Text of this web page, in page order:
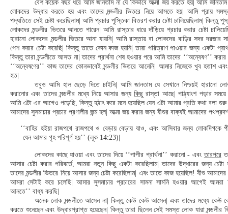
বেশ কয়েক বছর ধরে আমি জানতাম না যে কিভাবে আত্মা জয় করতে হয়| আমি জানতাম
লোকদের উদ্ধার করতে হয় এবং তাদের মন্ডলীর ভিতরে নিয়ে আসতে হয়| আমি প্রায়
পদ্ধতিতে সেই চেষ্টা করেছিলাম| আমি প্রচার পুস্তিকা বিতরণ করার চেষ্টা চালিয়েছিলাম| কিন্তু
লোকদের মন্ডলীর ভিতরে আনতে পারেন| আমি রাস্তার ধারে দাঁড়িয়ে প্রচার করার চেষ্টা
হারানো লোকদের মন্ডলীর ভিতরে আনা যায়নি| আমি রাস্তায় বা লোকদের বাড়ির সদর দরজার
পেশ করার চেষ্টা করেছি| কিন্তু তাতে কোন কাজ হয়নি| তারা পরিত্রাণ পাওয়ার জন্য একটা
কিন্তু তারা মন্ডলীতে আসত না| তাদের প্রার্থনা শেষ হওয়ার পরে আমি তাদের ‘‘অন্বেষণ’’ করার
‘‘অন্বেষণের’’ কাজ তাদের কোনভাবেই মন্ডলীর ভিতরে আনেনি| আমার নিজেকে খুব হতাশ
হত|
তবুও আমি হাল ছেড়ে দিতে চাইনি| আমি জানতাম যে সেখানে নিশ্চয়ই হারানো
করানোর এবং তাদের মন্ডলীর মধ্যে নিয়ে আসার জন্য কিছু রাস্তা আছে| পাঠ্যাংশ পড়ার
আমি এটা এর আগেও পড়েছি, কিন্তু হঠাৎ করে মনে হয়েছিল যেন এটা আমার প্রতি কথা বলা শুরু
আমাদের সুসমাচার প্রচার প্রণালীর জন্ম হল| আত্মা জয় করার জন্য যীশুর বাক্যই আমাদের
‘‘বাহির হইয়া রাজপথে রাজপথে ও বেড়ায় বেড়ায় যাও, এবং আসিবার জন্য লোকদিগকে
যেন আমার গৃহ পরিপূর্ণ হয়’’ (লূক 14:23)|
লোকদের কাছে যাওয়া এবং তাদের দিয়ে ‘‘পাপীর প্রার্থনা’’ করানো - এবংতারপরে
আসার চেষ্টা করার পরিবর্তে, আমরা নতুন কিছু একটা করেছিলাম| তাদের উদ্ধারের জন্য
তাদের মন্ডলীর ভিতরে নিয়ে আসার জন্য চেষ্টা করেছিলাম| এবং তাতে কাজ হয়েছিল! যীশু
আমরা সেটাই করে চলেছি| আমার সুসমাচার প্রচারের সামনা সামনি হওয়ার আগেই আমরা
আনতে’’ বাধ্য করছি|
অনেক লোক মন্ডলীতে আসেন না| কিন্তু কেউ কেউ আসেন| এবং তাদের মধ্যে কেউ
করতে শুনেছেন এবং উদ্ধারপ্রাপ্ত হয়েছেন| কিন্তু তারা ছিলেন সেই সমস্ত লোক যারা মন্ডলীর